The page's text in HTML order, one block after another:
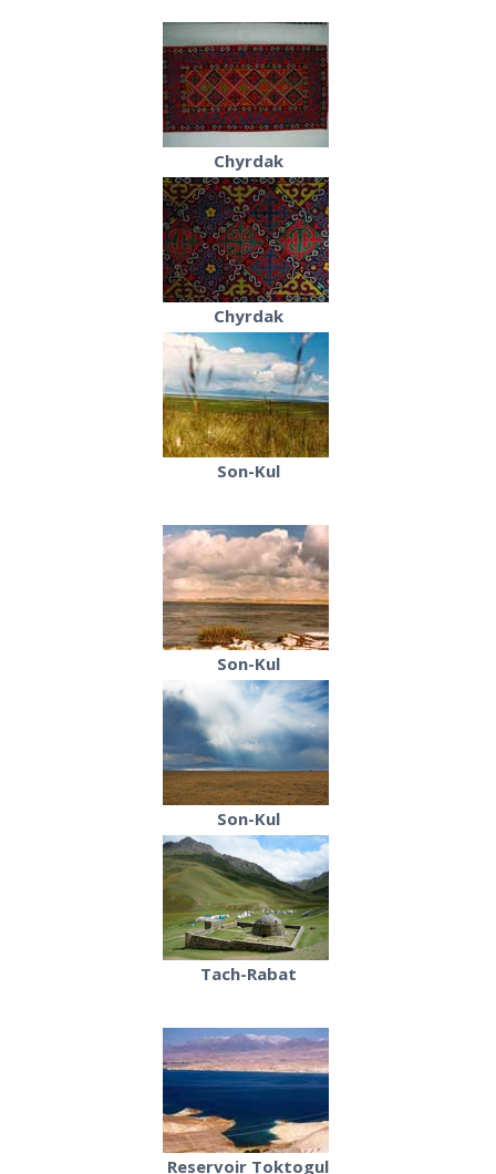
Chyrdak
Chyrdak
Son-Kul
Son-Kul
Son-Kul
Tach-Rabat
Reservoir Toktogul